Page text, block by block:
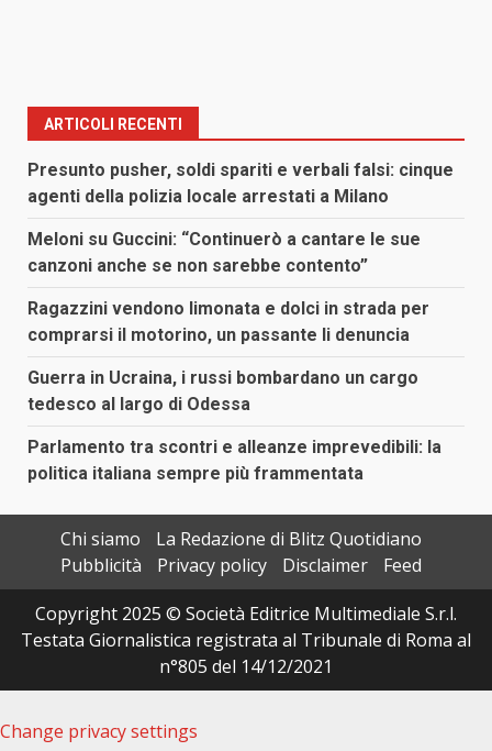
ARTICOLI RECENTI
Presunto pusher, soldi spariti e verbali falsi: cinque
agenti della polizia locale arrestati a Milano
Meloni su Guccini: “Continuerò a cantare le sue
canzoni anche se non sarebbe contento”
Ragazzini vendono limonata e dolci in strada per
comprarsi il motorino, un passante li denuncia
Guerra in Ucraina, i russi bombardano un cargo
tedesco al largo di Odessa
Parlamento tra scontri e alleanze imprevedibili: la
politica italiana sempre più frammentata
Chi siamo
La Redazione di Blitz Quotidiano
Pubblicità
Privacy policy Disclaimer
Feed
Copyright 2025 © Società Editrice Multimediale S.r.l.
Testata Giornalistica registrata al Tribunale di Roma al
n°805 del 14/12/2021
Change privacy settings